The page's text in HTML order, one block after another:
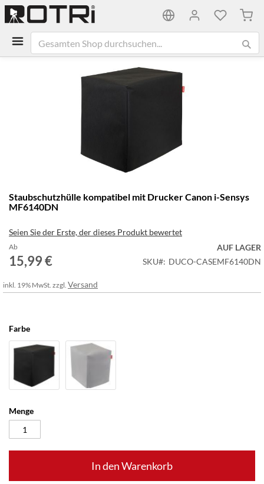
Anfang
der
springen
Staubschutzhülle kompatibel mit Drucker Canon i-Sensys
MF6140DN
Seien Sie der Erste, der dieses Produkt bewertet
Ab
15,99 €
AUF LAGER
SKU
DUCO-CASEMF6140DN
inkl. 19% MwSt. zzgl. Versand
Farbe
Menge
In den Warenkorb